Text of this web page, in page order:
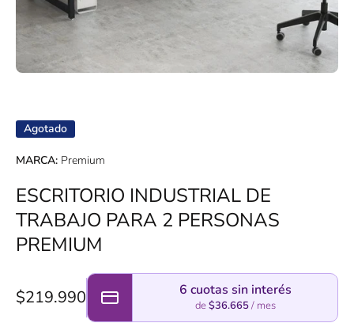
Agotado
MARCA: Premium
ESCRITORIO INDUSTRIAL DE
TRABAJO PARA 2 PERSONAS
PREMIUM
$219.990 6 cuotas sin interés
de$36.665/ mes